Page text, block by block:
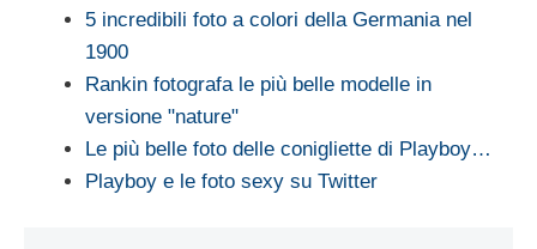
5 incredibili foto a colori della Germania nel
1900
Rankin fotografa le più belle modelle in
versione "nature"
Le più belle foto delle conigliette di Playboy…
Playboy e le foto sexy su Twitter